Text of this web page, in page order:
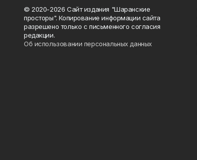
© 2020-2026 Сайт издания "Шаранские
просторы". Копирование информации сайта
разрешено только с письменного согласия
редакции.
Об использовании персональных данных